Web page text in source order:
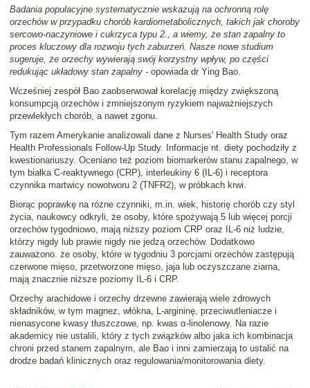
Badania populacyjne systematycznie wskazują na ochronną rolę
orzechów w przypadku chorób kardiometabolicznych, takich jak choroby
sercowo-naczyniowe i cukrzyca typu 2., a wiemy, że stan zapalny to
proces kluczowy dla rozwoju tych zaburzeń. Nasze nowe studium
sugeruje, że orzechy wywierają swój korzystny wpływ, po części
redukując układowy stan zapalny - opowiada dr Ying Bao.
Wcześniej zespół Bao zaobserwował korelację między zwiększoną
konsumpcją orzechów i zmniejszonym ryzykiem najważniejszych
przewlekłych chorób, a nawet zgonu.
Tym razem Amerykanie analizowali dane z Nurses' Health Study oraz
Health Professionals Follow-Up Study. Informacje nt. diety pochodziły z
kwestionariuszy. Oceniano też poziom biomarkerów stanu zapalnego, w
tym białka C-reaktywnego (CRP), interleukiny 6 (IL-6) i receptora
czynnika martwicy nowotworu 2 (TNFR2), w próbkach krwi.
Biorąc poprawkę na różne czynniki, m.in. wiek, historię chorób czy styl
życia, naukowcy odkryli, że osoby, które spożywają 5 lub więcej porcji
orzechów tygodniowo, mają niższy poziom CRP oraz IL-6 niż ludzie,
którzy nigdy lub prawie nigdy nie jedzą orzechów. Dodatkowo
zauważono. że osoby, które w tygodniu 3 porcjami orzechów zastępują
czerwone mięso, przetworzone mięso, jaja lub oczyszczane ziarna,
mają znacznie niższe poziomy IL-6 i CRP.
Orzechy arachidowe i orzechy drzewne zawierają wiele zdrowych
składników, w tym magnez, włókna, L-argininę, przeciwutleniacze i
nienasycone kwasy tłuszczowe, np. kwas α-linolenowy. Na razie
akademicy nie ustalili, który z tych związków albo jaka ich kombinacja
chroni przed stanem zapalnym, ale Bao i inni zamierzają to ustalić na
drodze badań klinicznych oraz regulowania/monitorowania diety.